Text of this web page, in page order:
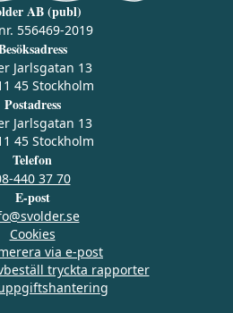
AB (publ)
556469-2019
Jarlsgatan 13
45 Stockholm
Postadress
Jarlsgatan 13
45 Stockholm
Telefon
440 37 70
E-post
Cookies
via e‑post
tryckta rapporter